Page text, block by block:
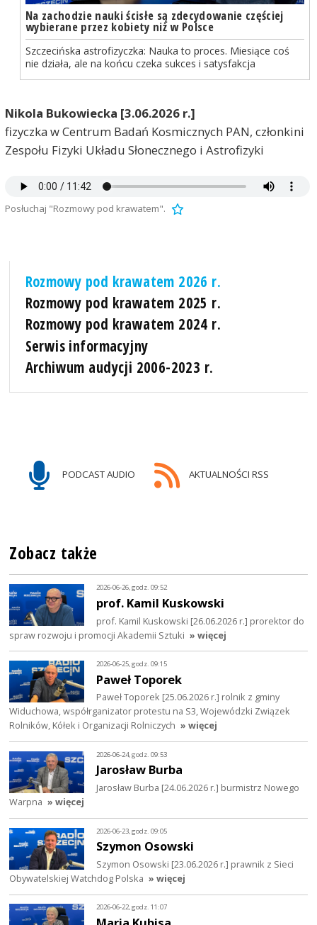
Na zachodzie nauki ścisłe są zdecydowanie częściej
wybierane przez kobiety niż w Polsce
Szczecińska astrofizyczka: Nauka to proces. Miesiące coś
nie działa, ale na końcu czeka sukces i satysfakcja
Nikola Bukowiecka [3.06.2026 r.]
fizyczka w Centrum Badań Kosmicznych PAN, członkini
Zespołu Fizyki Układu Słonecznego i Astrofizyki
Posłuchaj "Rozmowy pod krawatem".
Rozmowy pod krawatem 2026 r.
Rozmowy pod krawatem 2025 r.
Rozmowy pod krawatem 2024 r.
Serwis informacyjny
Archiwum audycji 2006-2023 r.
PODCAST AUDIO AKTUALNOŚCI RSS
Zobacz także
2026-06-26, godz. 09:52
prof. Kamil Kuskowski
prof. Kamil Kuskowski [26.06.2026 r.] prorektor do
spraw rozwoju i promocji Akademii Sztuki » więcej
2026-06-25, godz. 09:15
Paweł Toporek
Paweł Toporek [25.06.2026 r.] rolnik z gminy
Widuchowa, współrganizator protestu na S3, Wojewódzki Związek
Rolników, Kółek i Organizacji Rolniczych » więcej
2026-06-24, godz. 09:53
Jarosław Burba
Jarosław Burba [24.06.2026 r.] burmistrz Nowego
Warpna » więcej
2026-06-23, godz. 09:05
Szymon Osowski
Szymon Osowski [23.06.2026 r.] prawnik z Sieci
Obywatelskiej Watchdog Polska » więcej
2026-06-22, godz. 11:07